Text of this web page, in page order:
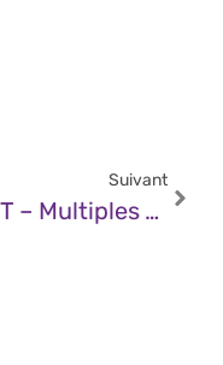
Suivant
CERT – Multiples Vulnérabilités Dans Les Produits NetApp (12 Décembre 2025)